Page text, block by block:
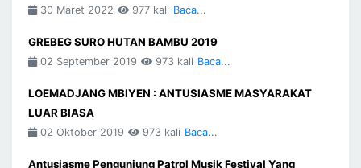
30 Maret 2022 977 kali Baca...
GREBEG SURO HUTAN BAMBU 2019
02 September 2019 973 kali Baca...
LOEMADJANG MBIYEN : ANTUSIASME MASYARAKAT
LUAR BIASA
02 Oktober 2019 973 kali Baca...
Antusiasme Pengunjung Patrol Musik Festival Yang